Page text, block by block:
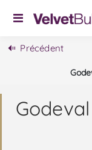
Précédent